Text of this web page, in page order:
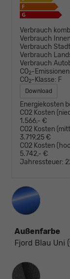
Verbrauch
Verbrauch
Verbrauch
Verbrauch
Verbrauch
CO2-
CO2-Klasse: F
Download
Energiekosten
CO2 Kosten
1.566,- €
CO2 Kosten
3.719,25 €
CO2 Kosten
5.742,- €
Jahressteuer:
Außenfarbe
Fjord Blau Uni